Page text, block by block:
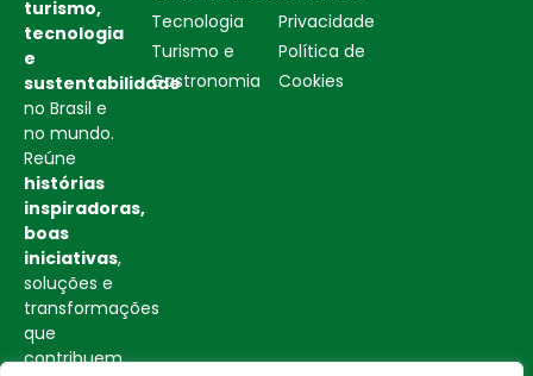
turismo,
tecnologia
e
sustentabilidade
no Brasil e
no mundo.
Reúne
histórias
inspiradoras,
boas
iniciativas,
soluções e
transformações
que
contribuem
Tecnologia
Turismo e
Gastronomia
Privacidade
Política de
Cookies